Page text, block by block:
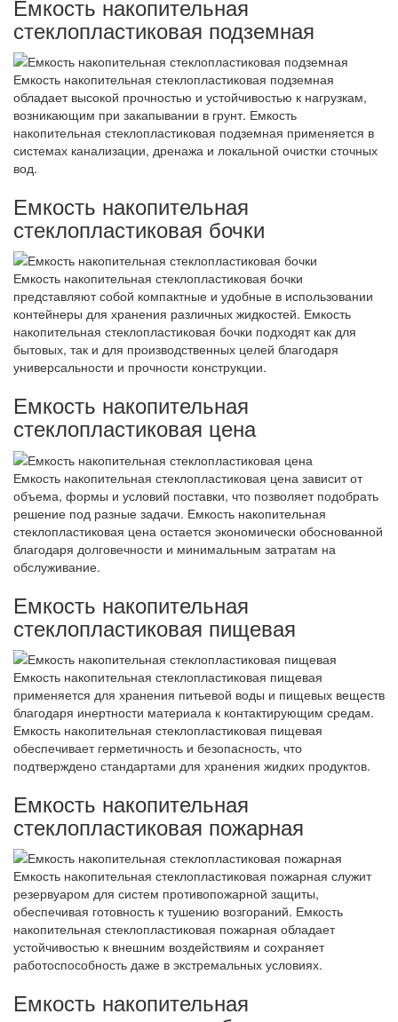
Емкость накопительная
стеклопластиковая подземная
Емкость накопительная стеклопластиковая подземная
обладает высокой прочностью и устойчивостью к нагрузкам,
возникающим при закапывании в грунт. Емкость
накопительная стеклопластиковая подземная применяется в
системах канализации, дренажа и локальной очистки сточных
вод.
Емкость накопительная
стеклопластиковая бочки
Емкость накопительная стеклопластиковая бочки
представляют собой компактные и удобные в использовании
контейнеры для хранения различных жидкостей. Емкость
накопительная стеклопластиковая бочки подходят как для
бытовых, так и для производственных целей благодаря
универсальности и прочности конструкции.
Емкость накопительная
стеклопластиковая цена
Емкость накопительная стеклопластиковая цена зависит от
объема, формы и условий поставки, что позволяет подобрать
решение под разные задачи. Емкость накопительная
стеклопластиковая цена остается экономически обоснованной
благодаря долговечности и минимальным затратам на
обслуживание.
Емкость накопительная
стеклопластиковая пищевая
Емкость накопительная стеклопластиковая пищевая
применяется для хранения питьевой воды и пищевых веществ
благодаря инертности материала к контактирующим средам.
Емкость накопительная стеклопластиковая пищевая
обеспечивает герметичность и безопасность, что
подтверждено стандартами для хранения жидких продуктов.
Емкость накопительная
стеклопластиковая пожарная
Емкость накопительная стеклопластиковая пожарная служит
резервуаром для систем противопожарной защиты,
обеспечивая готовность к тушению возгораний. Емкость
накопительная стеклопластиковая пожарная обладает
устойчивостью к внешним воздействиям и сохраняет
работоспособность даже в экстремальных условиях.
Емкость накопительная